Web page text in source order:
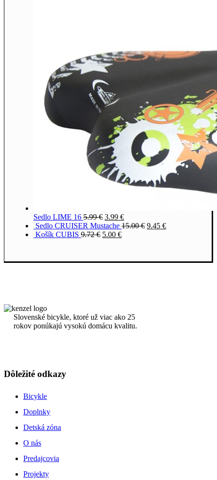
Sedlo LIME 16 5.99€ 3.99 €
Sedlo CRUISER Mustache 15.00€ 9.45 €
Košík CUBIS 9.72€ 5.00 €
Slovenské bicykle, ktoré už viac ako 25
rokov ponúkajú vysokú domácu kvalitu.
Dôležité odkazy
Bicykle
Doplnky
Detská zóna
O nás
Predajcovia
Projekty